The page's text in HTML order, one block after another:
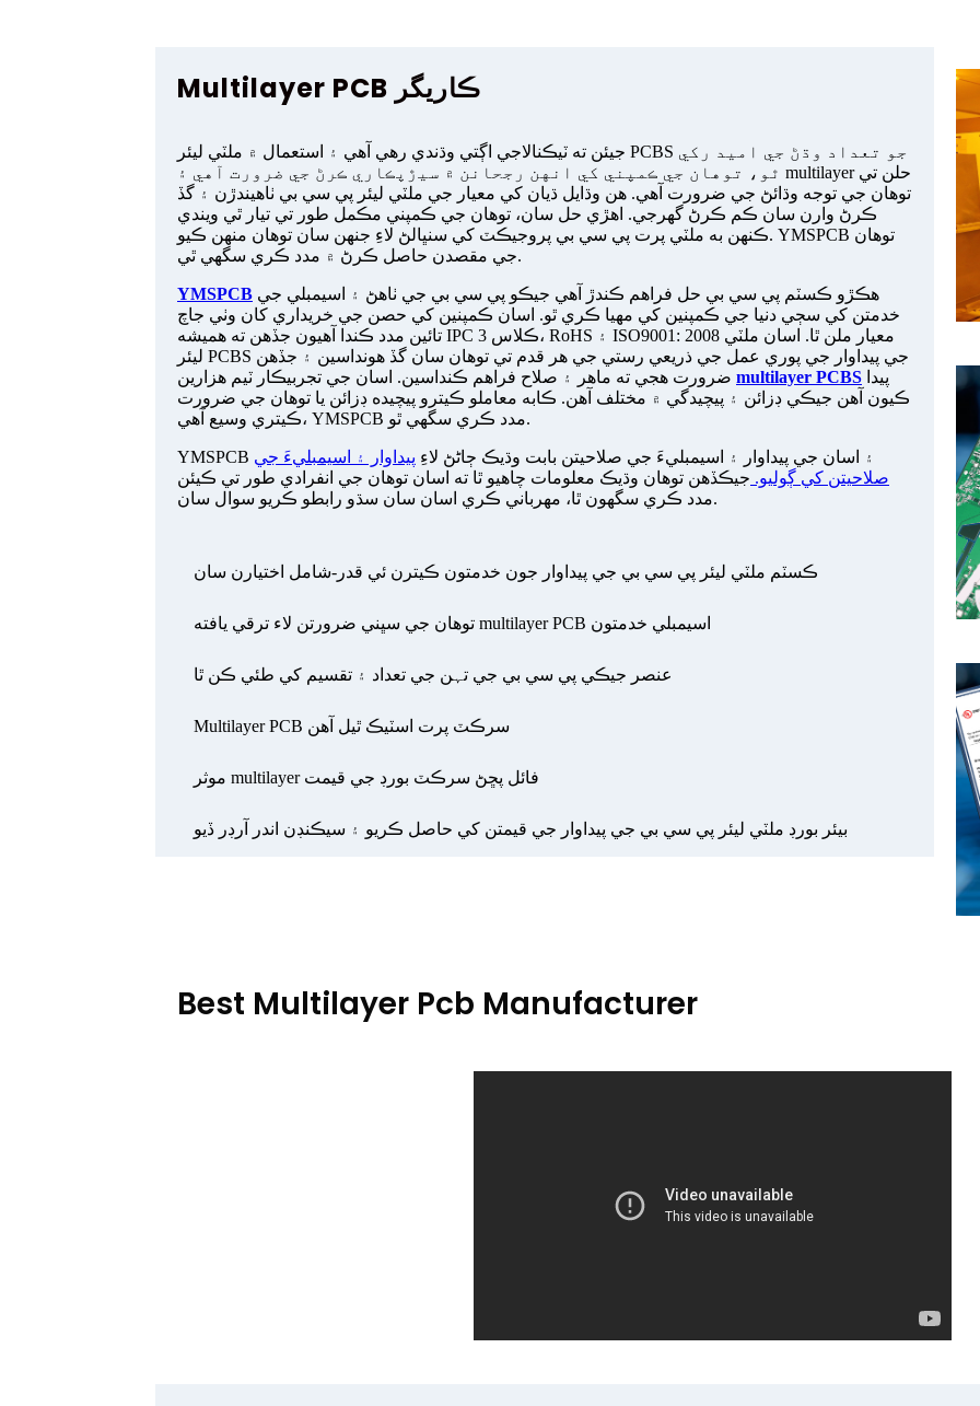
Multilayer PCB ڪاريگر
جيئن ته ٽيڪنالاجي اڳتي وڌندي رهي آهي ۽ استعمال ۾ ملٽي ليئر PCBS جو تعداد وڌڻ جي اميد رکي
ٿو، توهان جي ڪمپني کي انهن رجحانن ۾ سيڙپڪاري ڪرڻ جي ضرورت آهي ۽ multilayer حلن تي
توهان جي توجه وڌائڻ جي ضرورت آهي. هن وڌايل ڌيان کي معيار جي ملٽي ليئر پي سي بي ٺاهيندڙن ۽ گڏ
ڪرڻ وارن سان ڪم ڪرڻ گهرجي. اهڙي حل سان، توهان جي ڪمپني مڪمل طور تي تيار ٿي ويندي
ڪنهن به ملٽي پرت پي سي بي پروجيڪٽ کي سنڀالڻ لاءِ جنهن سان توهان منهن ڪيو. YMSPCB توهان
جي مقصدن حاصل ڪرڻ ۾ مدد ڪري سگهي ٿي.
YMSPCB
خدمتن کي سڄي دنيا جي ڪمپنين کي مهيا ڪري ٿو. اسان ڪمپنين کي حصن جي خريداري کان وٺي جاچ
تائين مدد ڪندا آهيون جڏهن ته هميشه IPC ڪلاس 3، RoHS ۽ ISO9001: 2008 معيار ملن ٿا. اسان ملٽي
ليئر PCBS جي پيداوار جي پوري عمل جي ذريعي رستي جي هر قدم تي توهان سان گڏ هونداسين ۽ جڏهن
multilayer PCBS
ڪيون آهن جيڪي ڊزائن ۽ پيچيدگي ۾ مختلف آهن. ڪابه معاملو ڪيترو پيچيده ڊزائن يا توهان جي ضرورت
ڪيتري وسيع آهي، YMSPCB مدد ڪري سگهي ٿو.
YMSPCB ۽ اسان جي پيداوار ۽ اسيمبليءَ جي صلاحيتن بابت وڌيڪ ڄاڻڻ لاءِ پيداوار ۽ اسيمبليءَ جي
صلاحيتن کي ڳوليو. جيڪڏھن توھان وڌيڪ معلومات چاھيو ٿا ته اسان توھان جي انفرادي طور تي ڪيئن
مدد ڪري سگھون ٿا، مھرباني ڪري اسان سان سڌو رابطو ڪريو سوال سان.
ڪسٽم ملٽي ليئر پي سي بي جي پيداوار جون خدمتون ڪيترن ئي قدر-شامل اختيارن سان
توهان جي سڀني ضرورتن لاء ترقي يافته multilayer PCB اسيمبلي خدمتون
عنصر جيڪي پي سي بي جي تہن جي تعداد ۽ تقسيم کي طئي ڪن ٿا
Multilayer PCB سرڪٽ پرت اسٽيڪ ٿيل آهن
موثر multilayer فائل پڇڻ سرڪٽ بورڊ جي قيمت
بيئر بورڊ ملٽي ليئر پي سي بي جي پيداوار جي قيمتن کي حاصل ڪريو ۽ سيڪنڊن اندر آرڊر ڏيو
Best Multilayer Pcb Manufacturer